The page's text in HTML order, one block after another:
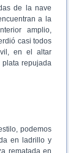
de la nave
a la
amplio,
casi todos
en el altar
repujada
podemos
en ladrillo y